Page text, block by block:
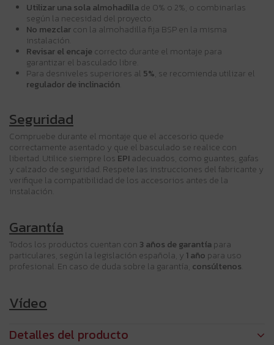
Utilizar una sola almohadilla de 0% o 2%, o combinarlas
según la necesidad del proyecto.
No mezclarcon la almohadilla fija BSP en la misma
instalación.
Revisar el encaje correcto durante el montaje para
garantizar el basculado libre.
Para desniveles superiores al 5%, se recomienda utilizar el
regulador de inclinación
Seguridad
Compruebe durante el montaje que el accesorio quede
correctamente asentado y que el basculado se realice con
libertad. Utilice siempre los EPI adecuados, como guantes, gafas
y calzado de seguridad. Respete las instrucciones del fabricante y
verifique la compatibilidad de los accesorios antes de la
instalación.
Garantía
Todos los productos cuentan con 3 años de garantía para
particulares, según la legislación española, y 1 año para uso
profesional. En caso de duda sobre la garantía, consúltenos
Vídeo
Detalles del producto